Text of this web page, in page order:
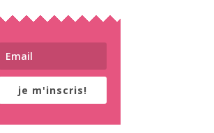
je m'inscris!